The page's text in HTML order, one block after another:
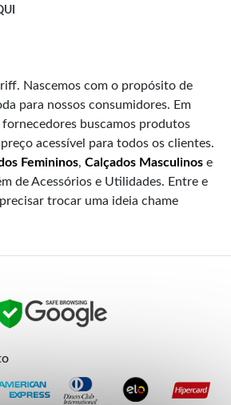
Nascemos com o propósito de
para nossos consumidores. Em
buscamos produtos
acessível para todos os clientes.
Femininos, Calçados Masculinos e
de Acessórios e Utilidades. Entre e
trocar uma ideia chame